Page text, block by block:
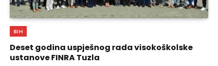
BIH
Deset godina uspješnog rada visokoškolske
ustanove FINRA Tuzla